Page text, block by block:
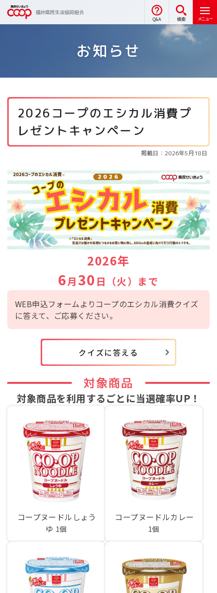
福井県民生活協同組合
Q&A 検索 メニュー
お知らせ
2026コープのエシカル消費プ
レゼントキャンペーン
掲載日：2026年5月18日
2026年
6月 30 日（火）まで
WEB申込フォームよりコープのエシカル消費クイズ
に答えて、ご応募ください。
クイズに答える
対象商品
対象商品を利用するごとに当選確率UP！
コープヌードルしょう
ゆ 1個
コープヌードルカレー
1個